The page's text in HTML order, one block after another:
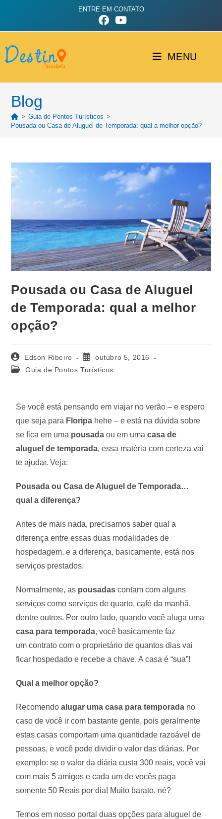
ENTRE EM CONTATO
MENU
Blog
> Guia de Pontos Turísticos >
Pousada ou Casa de Aluguel de Temporada: qual a melhor opção?
Pousada ou Casa de Aluguel
de Temporada: qual a melhor
opção?
Edson Ribeiro
outubro 5, 2016
Guia de Pontos Turísticos
Se você está pensando em viajar no verão – e espero
que seja para Floripa hehe – e está na dúvida sobre
se fica em uma pousada ou em umacasa de
aluguel de temporada, essa matéria com certeza vai
te ajudar. Veja:
Pousada ou Casa de Aluguel de Temporada…
qual a diferença?
Antes de mais nada, precisamos saber qual a
diferença entre essas duas modalidades de
hospedagem, e a diferença, basicamente, está nos
serviços prestados.
Normalmente, as pousadas contam com alguns
serviços como serviços de quarto, café da manhã,
dentre outros. Por outro lado, quando você aluga uma
casa para temporada, você basicamente faz
um contrato com o proprietário de quantos dias vai
ficar hospedado e recebe a chave. A casa é “sua”!
Qual a melhor opção?
Recomendoalugar uma casa para temporada no
caso de você ir com bastante gente, pois geralmente
estas casas comportam uma quantidade razoável de
pessoas, e você pode dividir o valor das diárias. Por
exemplo: se o valor da diária custa 300 reais, você vai
com mais 5 amigos e cada um de vocês paga
somente 50 Reais por dia! Muito barato, né?
Temos em nosso portal duas opções para aluguel de